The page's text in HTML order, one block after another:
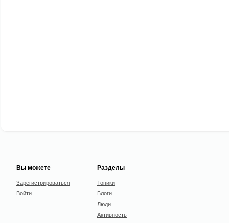
Вы можете
Зарегистрироваться
Войти
Разделы
Топики
Блоги
Люди
Активность